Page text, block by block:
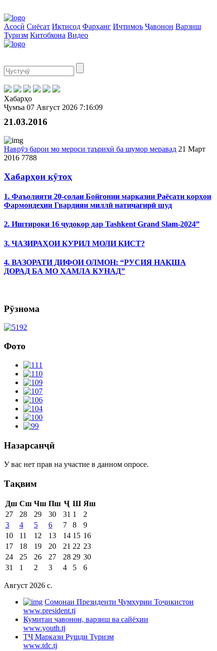
Асосӣ Сиёсат Иқтисод Фарҳанг Иҷтимоъ Ҷавонон Варзиш
Туризм Китобхона Видео
Хабарҳо
Ҷумъа 07 Август 2026 7:16:09
21.03.2016
Наврӯз барои мо мероси таърихӣ ба шумор меравад 21 Март
2016 7788
Хабарҳои кӯтоҳ
1. Фаъолияти 20-солаи Бойгонии марказии Раёсати корҳои
Фармондеҳии Гвардияи миллӣ натиҷагирӣ шуд
2. Иштироки 16 ҷудокор дар Tashkent Grand Slam-2024”
3. ҶАЗИРАҲОИ КУРИЛ МОЛИ КИСТ?
4. ВАЗОРАТИ ДИФОИ ОЛМОН: “РУСИЯ НАҚША
ДОРАД БА МО ҲАМЛА КУНАД”
Рӯзнома
Фото
Назарсанҷӣ
У вас нет прав на участие в данном опросе.
Тақвим
Дш Сш Чш Пш Ҷ Ш Яш
27
28 29 30 31 1
2
3
4 5 6 7 8
9
10
11 12 13 14 15 16
17
18 19 20 21 22 23
24
25 26 27 28 29 30
31
1 2 3 4 5 6
Август 2026 c.
Cомонаи Президенти Ҷумҳурии Тоҷикистон
www.president.tj
Кумитаи ҷавонон, варзиш ва сайёҳии
www.youth.tj
ТҶ Маркази Рушди Туризм
www.tdc.tj